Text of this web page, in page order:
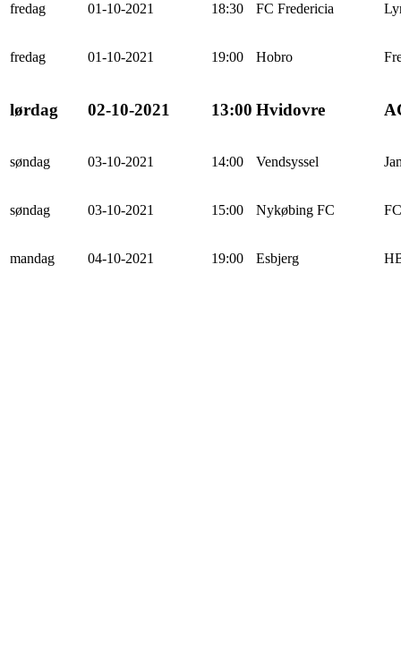
fredag 01-10-2021 18:30 FC Fredericia
fredag 01-10-2021 19:00 Hobro
lørdag 02-10-2021 13:00 Hvidovre
søndag 03-10-2021 14:00 Vendsyssel
søndag 03-10-2021 15:00 Nykøbing FC
mandag 04-10-2021 19:00 Esbjerg